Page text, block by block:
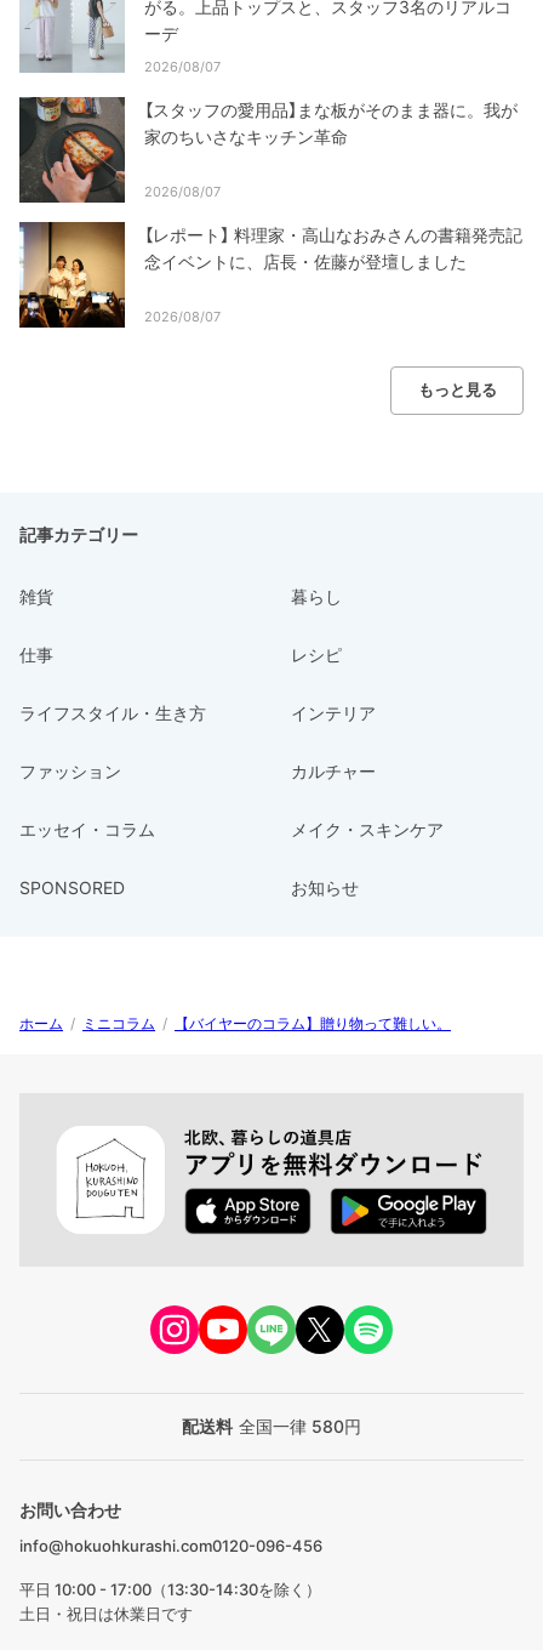
がる。上品トップスと、スタッフ3名のリアルコ
ーデ
2026/08/07
【スタッフの愛用品】まな板がそのまま器に。我が
家のちいさなキッチン革命
2026/08/07
【レポート】 料理家・高山なおみさんの書籍発売記
念イベントに、店長・佐藤が登壇しました
2026/08/07
もっと見る
記事カテゴリー
雑貨 暮らし
仕事 レシピ
ライフスタイル・生き方 インテリア
ファッション カルチャー
エッセイ・コラム メイク・スキンケア
SPONSORED お知らせ
ホーム / ミニコラム / 【バイヤーのコラム】贈り物って難しい。
配送料 全国一律 580円
お問い合わせ
info@hokuohkurashi.com0120-096-456
平日 10:00 - 17:00（13:30-14:30を除く）
土日・祝日は休業日です